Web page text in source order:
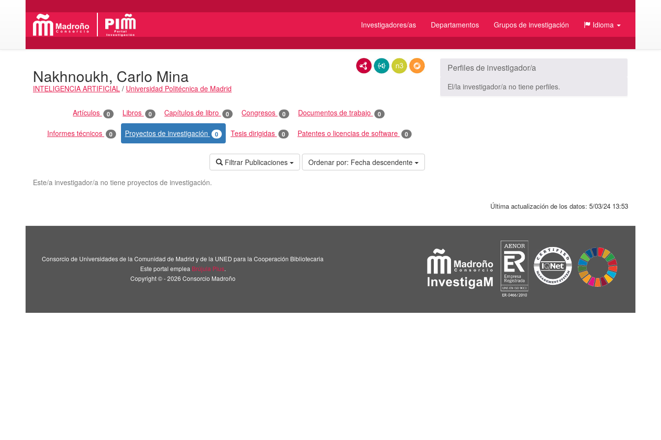
Investigadores/as Departamentos Grupos de investigación Idioma
RDF/XMLJSON-LDN3/TurtleRDF/JSON
Nakhnoukh, Carlo Mina
INTELIGENCIA ARTIFICIAL / Universidad Politécnica de Madrid
Actividades
Artículos 0 Libros 0 Capítulos de libro 0 Congresos 0 Documentos de trabajo 0
Informes técnicos 0 Proyectos de investigación 0 Tesis dirigidas 0 Patentes o licencias de software 0
Filtrar Publicaciones Ordenar por: Fecha descendente
Este/a investigador/a no tiene proyectos de investigación.
Perfiles de investigador/a
El/la investigador/a no tiene perfiles.
Última actualización de los datos: 5/03/24 13:53
Consorcio de Universidades de la Comunidad de Madrid y de la UNED para la Cooperación Bibliotecaria
Este portal emplea Brújula Plus.
Copyright © - 2026 Consorcio Madroño